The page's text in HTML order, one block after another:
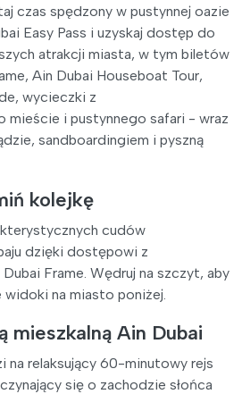
czas spędzony w pustynnej oazie
Easy Pass i uzyskaj dostęp do
atrakcji miasta, w tym biletów
Ain Dubai Houseboat Tour,
wycieczki z
mieście i pustynnego safari - wraz
sandboardingiem i pyszną
kolejkę
cudów
dzięki dostępowi z
Frame. Wędruj na szczyt, aby
na miasto poniżej.
mieszkalną Ain Dubai
na relaksujący 60-minutowy rejs
się o zachodzie słońca